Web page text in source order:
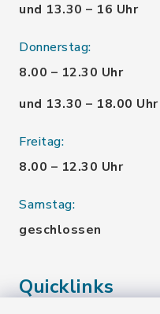
und 13.30 – 16 Uhr
Donnerstag:
8.00 – 12.30 Uhr
und 13.30 – 18.00 Uhr
Freitag:
8.00 – 12.30 Uhr
Samstag:
geschlossen
Quicklinks